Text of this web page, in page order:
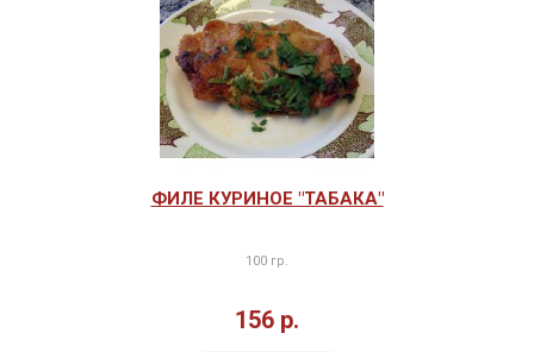
ФИЛЕ КУРИНОЕ "ТАБАКА"
100 гр.
156 р.